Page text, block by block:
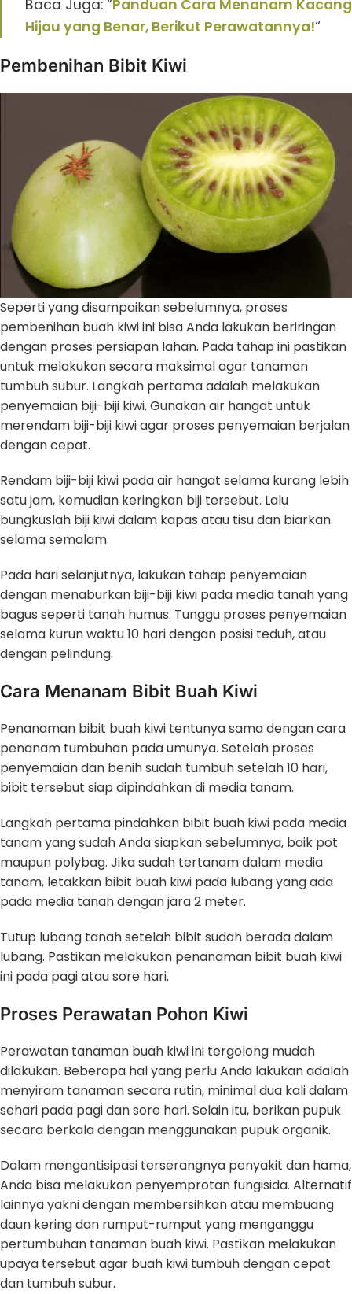
Baca Juga: “Panduan Cara Menanam Kacang
Hijau yang Benar, Berikut Perawatannya!“
Pembenihan Bibit Kiwi
Seperti yang disampaikan sebelumnya, proses
pembenihan buah kiwi ini bisa Anda lakukan beriringan
dengan proses persiapan lahan. Pada tahap ini pastikan
untuk melakukan secara maksimal agar tanaman
tumbuh subur. Langkah pertama adalah melakukan
penyemaian biji-biji kiwi. Gunakan air hangat untuk
merendam biji-biji kiwi agar proses penyemaian berjalan
dengan cepat.
Rendam biji-biji kiwi pada air hangat selama kurang lebih
satu jam, kemudian keringkan biji tersebut. Lalu
bungkuslah biji kiwi dalam kapas atau tisu dan biarkan
selama semalam.
Pada hari selanjutnya, lakukan tahap penyemaian
dengan menaburkan biji-biji kiwi pada media tanah yang
bagus seperti tanah humus. Tunggu proses penyemaian
selama kurun waktu 10 hari dengan posisi teduh, atau
dengan pelindung.
Cara Menanam Bibit Buah Kiwi
Penanaman bibit buah kiwi tentunya sama dengan cara
penanam tumbuhan pada umunya. Setelah proses
penyemaian dan benih sudah tumbuh setelah 10 hari,
bibit tersebut siap dipindahkan di media tanam.
Langkah pertama pindahkan bibit buah kiwi pada media
tanam yang sudah Anda siapkan sebelumnya, baik pot
maupun polybag. Jika sudah tertanam dalam media
tanam, letakkan bibit buah kiwi pada lubang yang ada
pada media tanah dengan jara 2 meter.
Tutup lubang tanah setelah bibit sudah berada dalam
lubang. Pastikan melakukan penanaman bibit buah kiwi
ini pada pagi atau sore hari.
Proses Perawatan Pohon Kiwi
Perawatan tanaman buah kiwi ini tergolong mudah
dilakukan. Beberapa hal yang perlu Anda lakukan adalah
menyiram tanaman secara rutin, minimal dua kali dalam
sehari pada pagi dan sore hari. Selain itu, berikan pupuk
secara berkala dengan menggunakan pupuk organik.
Dalam mengantisipasi terserangnya penyakit dan hama,
Anda bisa melakukan penyemprotan fungisida. Alternatif
lainnya yakni dengan membersihkan atau membuang
daun kering dan rumput-rumput yang menganggu
pertumbuhan tanaman buah kiwi. Pastikan melakukan
upaya tersebut agar buah kiwi tumbuh dengan cepat
dan tumbuh subur.